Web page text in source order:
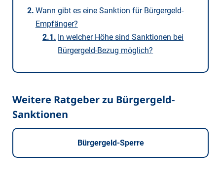
Wann gibt es eine Sanktion für Bürgergeld-
Empfänger?
In welcher Höhe sind Sanktionen bei
Bürgergeld-Bezug möglich?
Weitere Ratgeber zu Bürgergeld-
Sanktionen
Bürgergeld-Sperre